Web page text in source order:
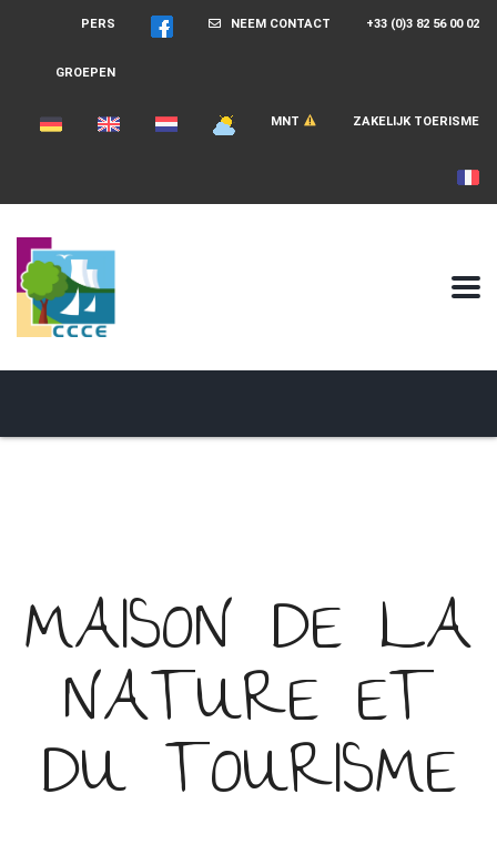
+33 (0)3 82 56 00 02
NEEM CONTACT
PERS
GROEPEN
ZAKELIJK TOERISME
MNT
MAISON DE LA
NATURE ET
DU TOURISME